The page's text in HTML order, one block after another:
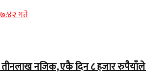
गते
नजिक, एकै दिन ८ हजार रुपैयाँले